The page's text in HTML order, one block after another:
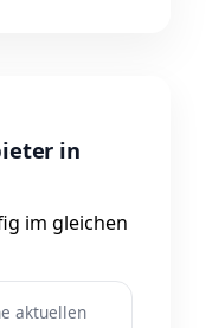
in
im gleichen
aktuellen